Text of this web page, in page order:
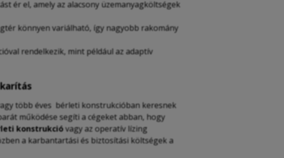
ér el, amely az alacsony üzemanyagköltségek
könnyen variálható, így nagyobb rakomány
rendelkezik, mint például az adaptív
több éves bérleti konstrukcióban keresnek
működése segíti a cégeket abban, hogy
konstrukcióvagy az operatív lízing
a karbantartási és biztosítási költségek a